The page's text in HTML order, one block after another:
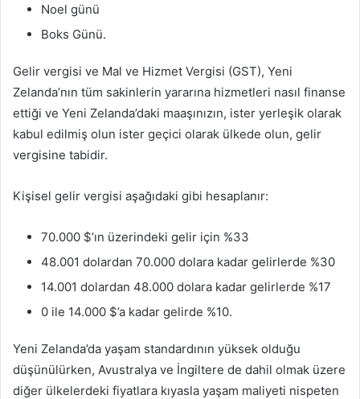
Noel günü
Boks Günü.
Gelir vergisi ve Mal ve Hizmet Vergisi (GST), Yeni
Zelanda’nın tüm sakinlerin yararına hizmetleri nasıl finanse
ettiği ve Yeni Zelanda’daki maaşınızın, ister yerleşik olarak
kabul edilmiş olun ister geçici olarak ülkede olun, gelir
vergisine tabidir.
Kişisel gelir vergisi aşağıdaki gibi hesaplanır:
70.000 $’ın üzerindeki gelir için %33
48.001 dolardan 70.000 dolara kadar gelirlerde %30
14.001 dolardan 48.000 dolara kadar gelirlerde %17
0 ile 14.000 $’a kadar gelirde %10.
Yeni Zelanda’da yaşam standardının yüksek olduğu
düşünülürken, Avustralya ve İngiltere de dahil olmak üzere
diğer ülkelerdeki fiyatlara kıyasla yaşam maliyeti nispeten